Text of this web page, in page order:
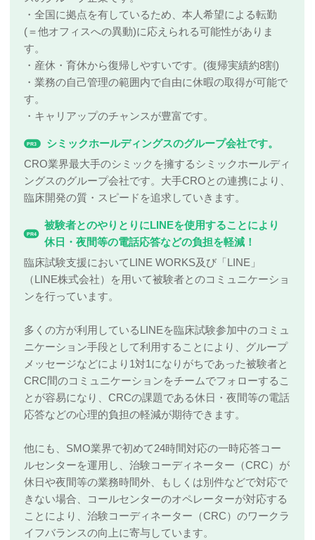
・全国に拠点を有しているため、本人希望による転勤
(＝他オフィスへの異動)に応えられる可能性がありま
す。
・産休・育休から復帰しやすいです。(復帰実績約8割)
・業務の自己管理の範囲内で自由に休暇の取得が可能で
す。
・キャリアップのチャンスが豊富です。
PR3
シミックホールディングスのグループ会社です。
CRO業界最大手のシミックを擁するシミックホールディ
ングスのグループ会社です。大手CROとの連携により、
臨床開発の質・スピードを追求していきます。
PR4
被験者とのやりとりにLINEを使用することにより
休日・夜間等の電話応答などの負担を軽減！
臨床試験支援においてLINE WORKS及び「LINE」
（LINE株式会社）を用いて被験者とのコミュニケーショ
ンを行っています。
多くの方が利用しているLINEを臨床試験参加中のコミュ
ニケーション手段として利用することにより、グループ
メッセージなどにより1対1になりがちであった被験者と
CRC間のコミュニケーションをチームでフォローするこ
とが容易になり、CRCの課題である休日・夜間等の電話
応答などの心理的負担の軽減が期待できます。
他にも、SMO業界で初めて24時間対応の一時応答コー
ルセンターを運用し、治験コーディネーター（CRC）が
休日や夜間等の業務時間外、もしくは別件などで対応で
きない場合、コールセンターのオペレーターが対応する
ことにより、治験コーディネーター（CRC）のワークラ
イフバランスの向上に寄与しています。